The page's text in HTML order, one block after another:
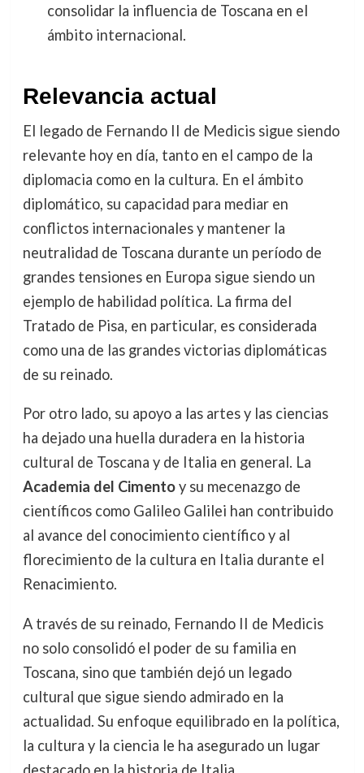
consolidar la influencia de Toscana en el
ámbito internacional.
Relevancia actual
El legado de Fernando II de Medicis sigue siendo
relevante hoy en día, tanto en el campo de la
diplomacia como en la cultura. En el ámbito
diplomático, su capacidad para mediar en
conflictos internacionales y mantener la
neutralidad de Toscana durante un período de
grandes tensiones en Europa sigue siendo un
ejemplo de habilidad política. La firma del
Tratado de Pisa, en particular, es considerada
como una de las grandes victorias diplomáticas
de su reinado.
Por otro lado, su apoyo a las artes y las ciencias
ha dejado una huella duradera en la historia
cultural de Toscana y de Italia en general. La
Academia del Cimentoy su mecenazgo de
científicos como Galileo Galilei han contribuido
al avance del conocimiento científico y al
florecimiento de la cultura en Italia durante el
Renacimiento.
A través de su reinado, Fernando II de Medicis
no solo consolidó el poder de su familia en
Toscana, sino que también dejó un legado
cultural que sigue siendo admirado en la
actualidad. Su enfoque equilibrado en la política,
la cultura y la ciencia le ha asegurado un lugar
destacado en la historia de Italia.